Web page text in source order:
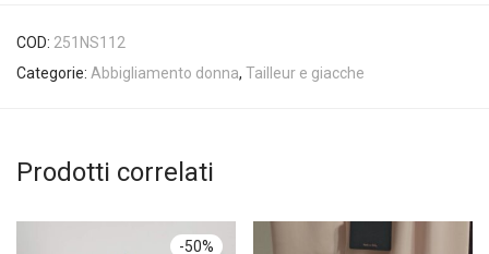
COD: 251NS112
Categorie: Abbigliamento donna, Tailleur e giacche
Prodotti correlati
-50%